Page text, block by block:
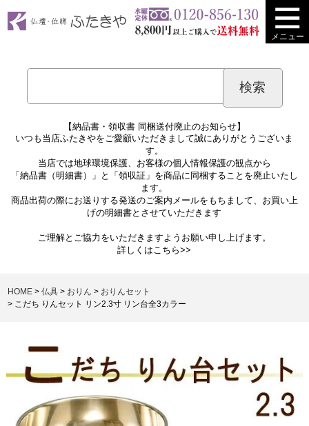
メニュー
【納品書・領収書 同梱送付廃止のお知らせ】
いつも当店ふたきやをご愛顧いただきまして誠にありがとうございま
す。
当店では地球環境保護、お客様の個人情報保護の観点から
「納品書（明細書）」と「領収証」を商品に同梱することを廃止いたし
ます。
商品出荷の際にお送りする発送のご案内メールをもちまして、お買い上
げの明細書とさせていただきます
ご理解とご協力をいただきますようお願い申し上げます。
詳しくはこちら>>
HOME 仏具 おりん
おりんセット
こだち りんセット リン2.3寸 リン台全3カラー